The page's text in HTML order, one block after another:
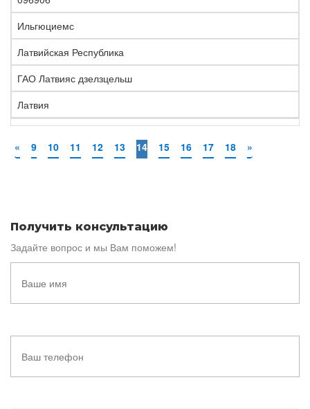
Ильгюциемс
Латвийская Республика
ГАО Латвияс дзелзцельш
Латвия
« 9 10 11 12 13 14 15 16 17 18 »
Получить консультацию
Задайте вопрос и мы Вам поможем!